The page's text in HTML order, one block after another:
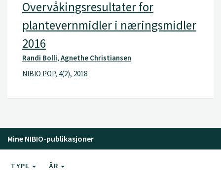
Overvåkingsresultater for
plantevernmidler i næringsmidler
2016
Randi Bolli, Agnethe Christiansen
NIBIO POP, 4(2), 2018
Mine NIBIO-publikasjoner
TYPE ÅR